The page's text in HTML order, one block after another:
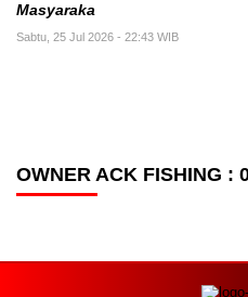
Masyaraka
Sabtu, 25 Jul 2026 - 22:43 WIB
OWNER ACK FISHING :